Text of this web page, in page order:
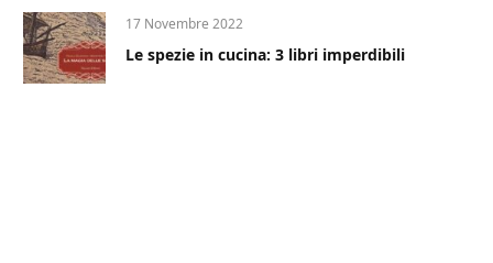
17 Novembre 2022
Le spezie in cucina: 3 libri imperdibili